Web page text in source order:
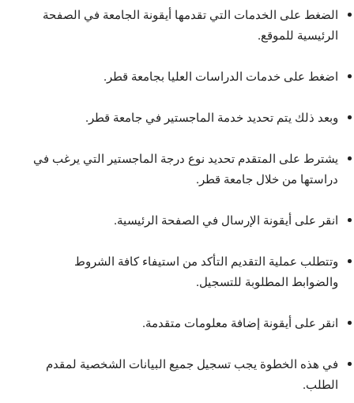
الضغط على الخدمات التي تقدمها أيقونة الجامعة في الصفحة
الرئيسية للموقع.
اضغط على خدمات الدراسات العليا بجامعة قطر.
وبعد ذلك يتم تحديد خدمة الماجستير في جامعة قطر.
يشترط على المتقدم تحديد نوع درجة الماجستير التي يرغب في
دراستها من خلال جامعة قطر.
انقر على أيقونة الإرسال في الصفحة الرئيسية.
وتتطلب عملية التقديم التأكد من استيفاء كافة الشروط
والضوابط المطلوبة للتسجيل.
انقر على أيقونة إضافة معلومات متقدمة.
في هذه الخطوة يجب تسجيل جميع البيانات الشخصية لمقدم
الطلب.